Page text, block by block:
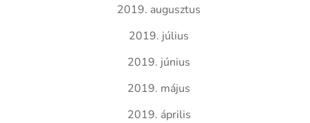
2019. augusztus
2019. július
2019. június
2019. május
2019. április